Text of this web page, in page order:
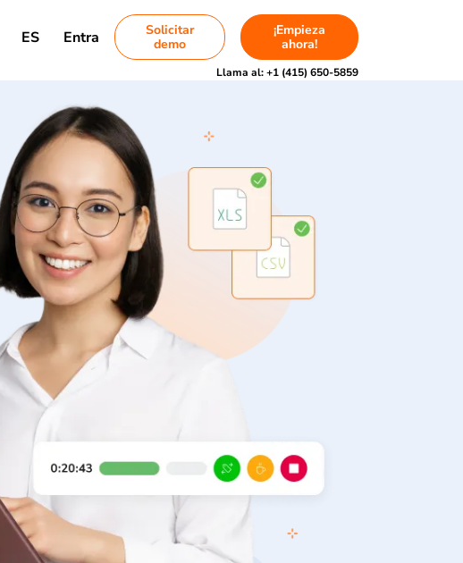
ES Entra
Solicitar
demo
¡Empieza
ahora!
Llama al:+1 (415) 650-5859